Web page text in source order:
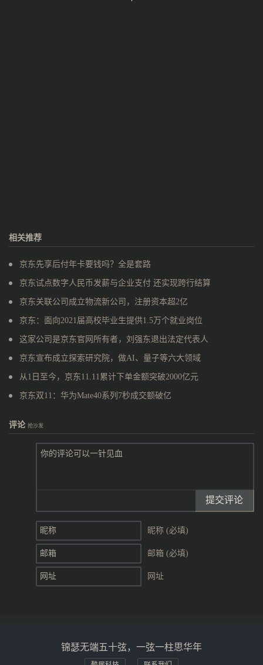
相关推荐
京东先享后付年卡要钱吗？全是套路
京东试点数字人民币发薪与企业支付 还实现跨行结算
京东关联公司成立物流新公司，注册资本超2亿
京东：面向2021届高校毕业生提供1.5万个就业岗位
这家公司是京东官网所有者，刘强东退出法定代表人
京东宣布成立探索研究院，做AI、量子等六大领域
从1日至今，京东11.11累计下单金额突破2000亿元
京东双11：华为Mate40系列7秒成交额破亿
评论 抢沙发
提交评论
昵称 (必填)
邮箱 (必填)
网址
锦瑟无端五十弦，一弦一柱思华年